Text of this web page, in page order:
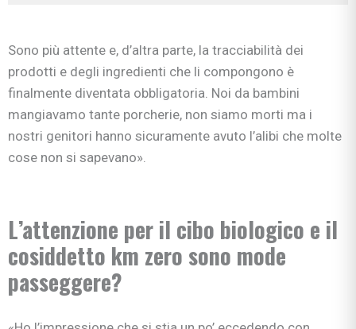
Sono più attente e, d’altra parte, la tracciabilità dei
prodotti e degli ingredienti che li compongono è
finalmente diventata obbligatoria. Noi da bambini
mangiavamo tante porcherie, non siamo morti ma i
nostri genitori hanno sicuramente avuto l’alibi che molte
cose non si sapevano».
L’attenzione per il cibo biologico e il
cosiddetto km zero sono mode
passeggere?